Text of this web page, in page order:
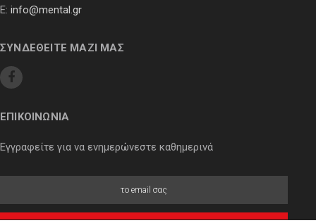
E: info@mental.gr
ΣΥΝΔΕΘΕΙΤΕ ΜΑΖΙ ΜΑΣ
ΕΠΙΚΟΙΝΩΝΙΑ
Εγγραφείτε για να ενημερώνεστε καθημερινά